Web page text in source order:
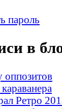
пароль
в
оппозитов
Ретро